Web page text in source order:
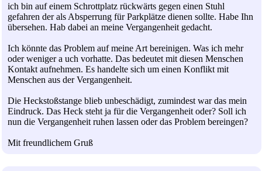
ich bin auf einem Schrottplatz rückwärts gegen einen Stuhl
gefahren der als Absperrung für Parkplätze dienen sollte. Habe Ihn
übersehen. Hab dabei an meine Vergangenheit gedacht.
Ich könnte das Problem auf meine Art bereinigen. Was ich mehr
oder weniger a uch vorhatte. Das bedeutet mit diesen Menschen
Kontakt aufnehmen. Es handelte sich um einen Konflikt mit
Menschen aus der Vergangenheit.
Die Heckstoßstange blieb unbeschädigt, zumindest war das mein
Eindruck. Das Heck steht ja für die Vergangenheit oder? Soll ich
nun die Vergangenheit ruhen lassen oder das Problem bereingen?
Mit freundlichem Gruß